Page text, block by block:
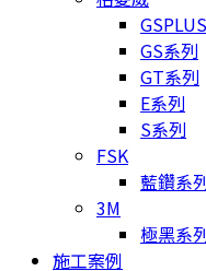
GS系列
GT系列
E系列
S系列
FSK
藍鑽系
3M
極黑系
施工案例